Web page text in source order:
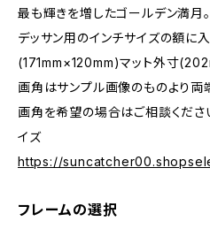
最も輝きを増したゴールデン満月
デッサン用のインチサイズの額に
(171mm×120mm)マット外寸
画角はサンプル画像のものより両
画角を希望の場合はご相談くださ
イズ
https://
フレームの選択